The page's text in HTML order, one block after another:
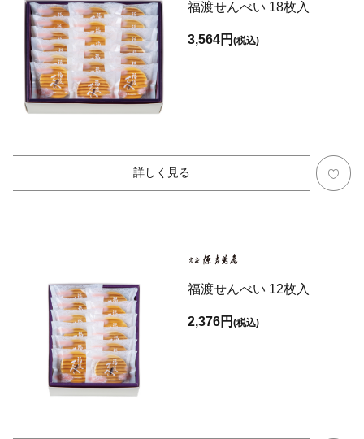
福渡せんべい 18枚入
3,564円(税込)
詳しく見る
福渡せんべい 12枚入
2,376円(税込)